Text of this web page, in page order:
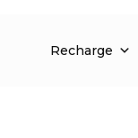
Recharge